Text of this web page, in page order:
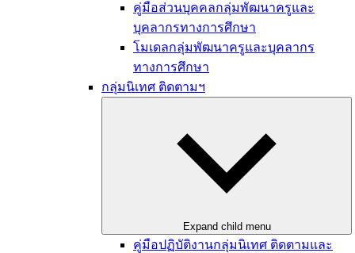
คู่มือส่วนบุคคลกลุ่มพัฒนาครูและ
บุคลากรทางการศึกษา
โมเดลกลุ่มพัฒนาครูและบุคลากร
ทางการศึกษา
กลุ่มนิเทศ ติดตามฯ
Expand child menu
คู่มือปฏิบัติงานกลุ่มนิเทศ ติดตามและ